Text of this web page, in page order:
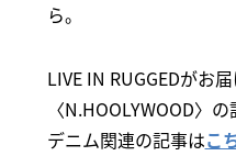
ら。
LIVE IN RUGGEDがお
〈N.HOOLYWOOD〉
デニム関連の記事はこ